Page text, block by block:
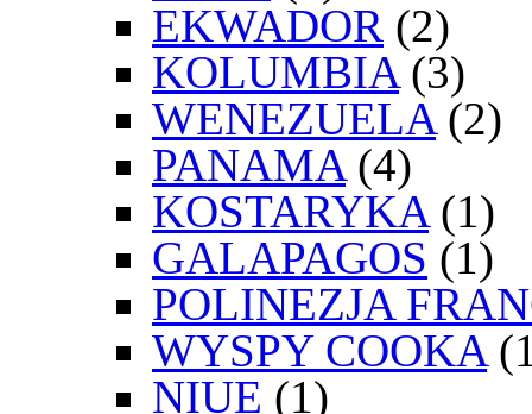
EKWADOR (2)
KOLUMBIA(3)
WENEZUELA(2)
PANAMA(4)
KOSTARYKA(1)
GALAPAGOS (1)
POLINEZJA
WYSPY COOKA
NIUE (1)